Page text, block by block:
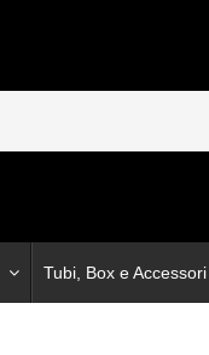
Tubi, Box e Accessori